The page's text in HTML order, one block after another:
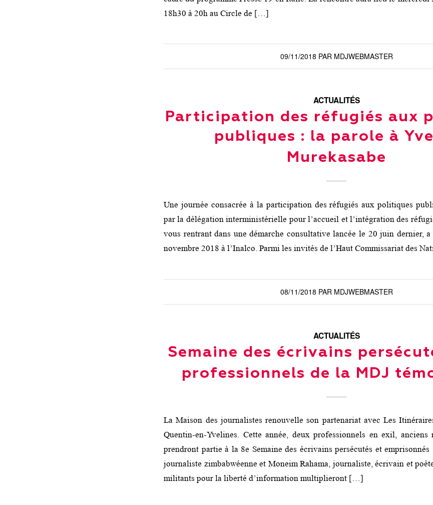
18h30 à 20h au Circle de […]
09/11/2018 PAR MDJWEBMASTER
ACTUALITÉS
Participation des réfugiés aux
publiques : la parole à
Murekasabe
Une journée consacrée à la participation des réfugiés aux politiques
par la délégation interministérielle pour l’accueil et l’intégration des
vous rentrant dans une démarche consultative lancée le 20 juin dernier,
novembre 2018 à l’Inalco. Parmi les invités de l’Haut Commissariat des
08/11/2018 PAR MDJWEBMASTER
ACTUALITÉS
Semaine des écrivains
professionnels de la MDJ
La Maison des journalistes renouvelle son partenariat avec Les
Quentin-en-Yvelines. Cette année, deux professionnels en exil,
prendront partie à la 8e Semaine des écrivains persécutés et
journaliste zimbabwéenne et Moneim Rahama, journaliste, écrivain et
militants pour la liberté d’information multiplieront […]